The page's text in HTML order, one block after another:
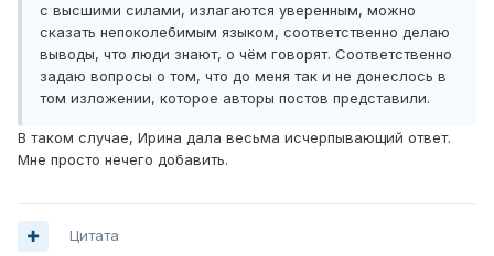
с высшими силами, излагаются уверенным, можно
сказать непоколебимым языком, соответственно делаю
выводы, что люди знают, о чём говорят. Соответственно
задаю вопросы о том, что до меня так и не донеслось в
том изложении, которое авторы постов представили.
В таком случае, Ирина дала весьма исчерпывающий ответ.
Мне просто нечего добавить.
Цитата